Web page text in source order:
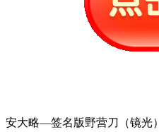
安大略—签名版野营刀（镜光）